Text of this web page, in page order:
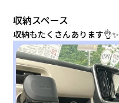
収納スペース
収納もたくさんあります👌✨